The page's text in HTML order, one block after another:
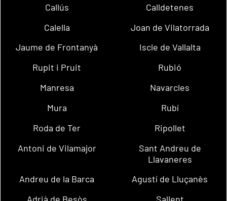
Callús
Calldetenes
Calella
Joan de Vilatorrada
Jaume de Frontanyà
Iscle de Vallalta
Rupit i Pruit
Rubió
Manresa
Navarcles
Mura
Rubí
Roda de Ter
Ripollet
Antoni de Vilamajor
Sant Andreu de
Llavaneres
Andreu de la Barca
Agustí de Lluçanès